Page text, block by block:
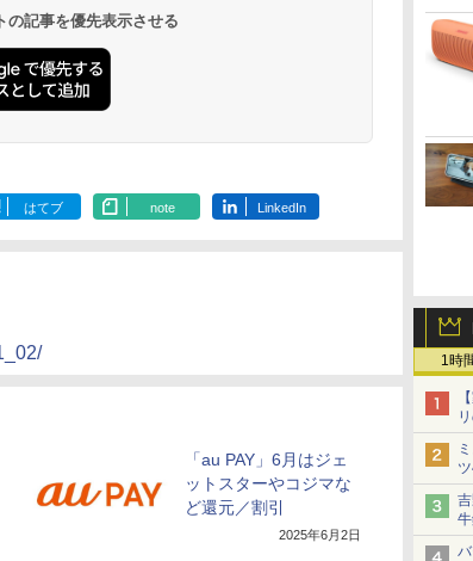
1時
記事を優先表示させる
はてブ note LinkedIn
「au PAY」6月はジェ
ットスターやコジマな
ど還元／割引
2025年6月2日